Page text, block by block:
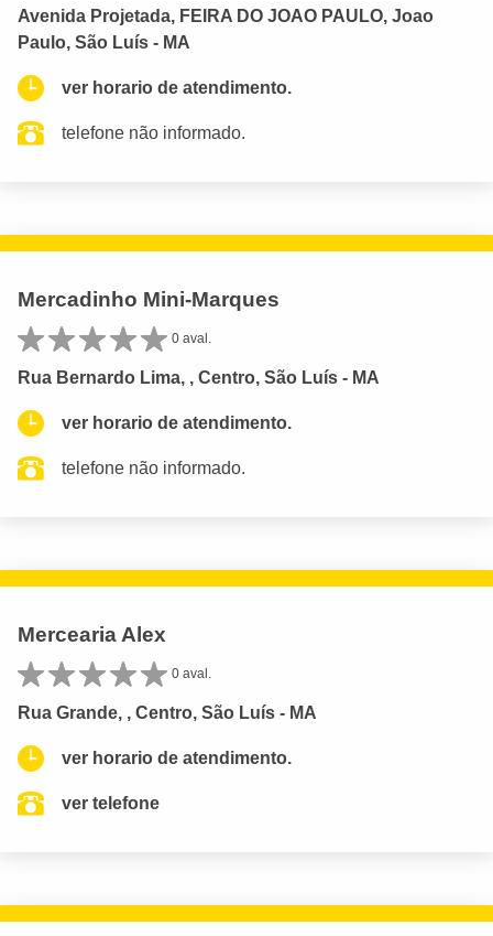
Avenida Projetada, FEIRA DO JOAO PAULO, Joao
Paulo, São Luís - MA
ver horario de atendimento.
telefone não informado.
Mercadinho Mini-Marques
0 aval.
Rua Bernardo Lima, , Centro, São Luís - MA
ver horario de atendimento.
telefone não informado.
Mercearia Alex
0 aval.
Rua Grande, , Centro, São Luís - MA
ver horario de atendimento.
ver telefone